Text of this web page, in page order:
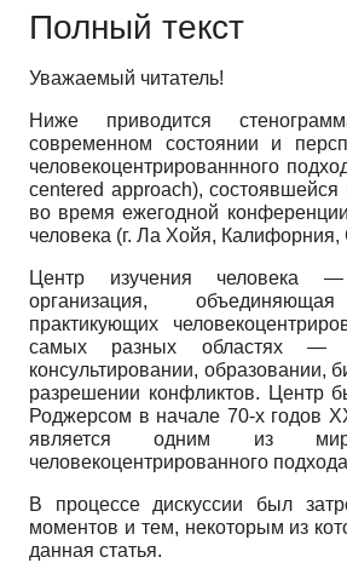
Полный текст
Уважаемый читатель!
Ниже приводится
современном состоянии и
человекоцентрированнного
centered approach), состоявшейся
во время ежегодной
человека (г. Ла Хойя,
Центр изучения человека —
организация,
практикующих
самых разных областях —
консультировании, образовании,
разрешении конфликтов. Центр
Роджерсом в начале 70-х годов
является одним из
человекоцентрированного
В процессе дискуссии был
моментов и тем, некоторым из
данная статья.